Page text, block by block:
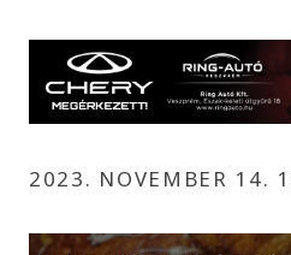
2023. NOVEMBER 14.